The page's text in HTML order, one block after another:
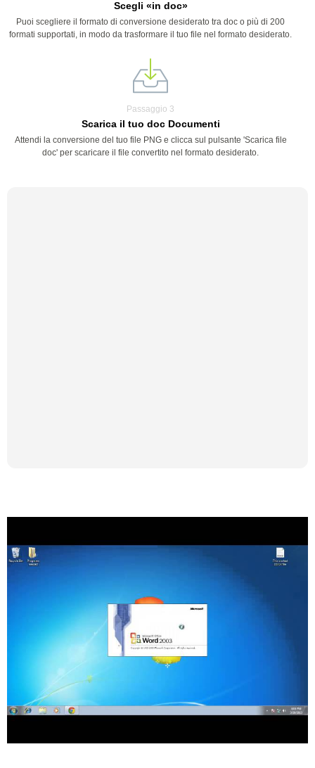
Scegli «in doc»
Puoi scegliere il formato di conversione desiderato tra doc o più di 200
formati supportati, in modo da trasformare il tuo file nel formato desiderato.
Passaggio 3
Scarica il tuo doc Documenti
Attendi la conversione del tuo file PNG e clicca sul pulsante 'Scarica file
doc' per scaricare il file convertito nel formato desiderato.